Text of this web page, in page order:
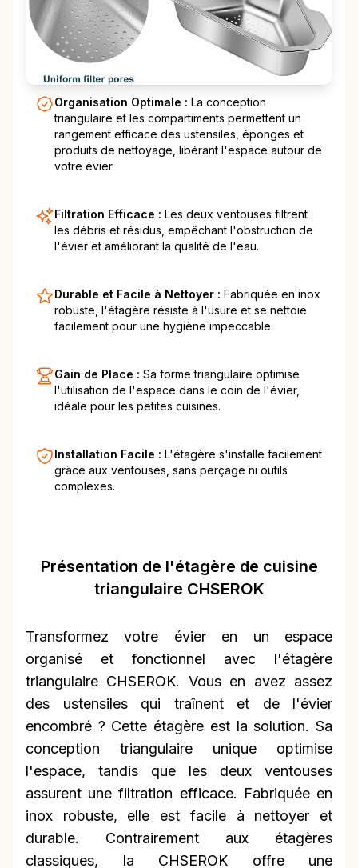
Organisation Optimale : La conception
triangulaire et les compartiments permettent un
rangement efficace des ustensiles, éponges et
produits de nettoyage, libérant l'espace autour de
votre évier.
Filtration Efficace : Les deux ventouses filtrent
les débris et résidus, empêchant l'obstruction de
l'évier et améliorant la qualité de l'eau.
Durable et Facile à Nettoyer : Fabriquée en inox
robuste, l'étagère résiste à l'usure et se nettoie
facilement pour une hygiène impeccable.
Gain de Place : Sa forme triangulaire optimise
l'utilisation de l'espace dans le coin de l'évier,
idéale pour les petites cuisines.
Installation Facile : L'étagère s'installe facilement
grâce aux ventouses, sans perçage ni outils
complexes.
Présentation de l'étagère de cuisine
triangulaire CHSEROK
Transformez votre évier en un espace
organisé et fonctionnel avec l'étagère
triangulaire CHSEROK. Vous en avez assez
des ustensiles qui traînent et de l'évier
encombré ? Cette étagère est la solution. Sa
conception triangulaire unique optimise
l'espace, tandis que les deux ventouses
assurent une filtration efficace. Fabriquée en
inox robuste, elle est facile à nettoyer et
durable. Contrairement aux étagères
classiques, la CHSEROK offre une